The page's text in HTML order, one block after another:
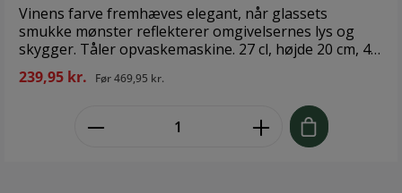
Mundblæst glas Højde: 15 cm Volumen: 14 cl Tåler
max 55° C i opvaskemaskine.
Vinens farve fremhæves elegant, når glassets
smukke mønster reflekterer omgivelsernes lys og
skygger. Tåler opvaskemaskine. 27 cl, højde 20 cm, 4
stk. Den smukke glasserie er fremstillet af ultraklart
krystalglas ved brug af de fineste råmaterialer for at
sikre en uovertruffen klarhed og kvalitet. Glassene
produceres med omhu og stor ekspertise på en
239,95 kr. Før469,95 kr.